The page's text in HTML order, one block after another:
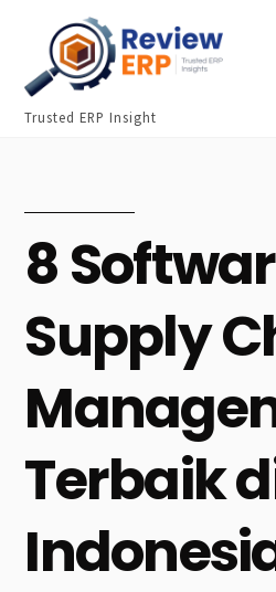
content
Trusted ERP Insight
8
Supply
Terbaik